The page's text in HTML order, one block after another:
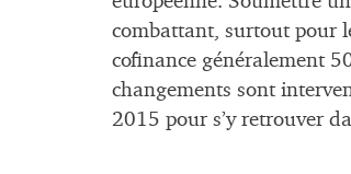
combattant, surtout pour
cofinance généralement
changements sont
2015 pour s’y retrouver